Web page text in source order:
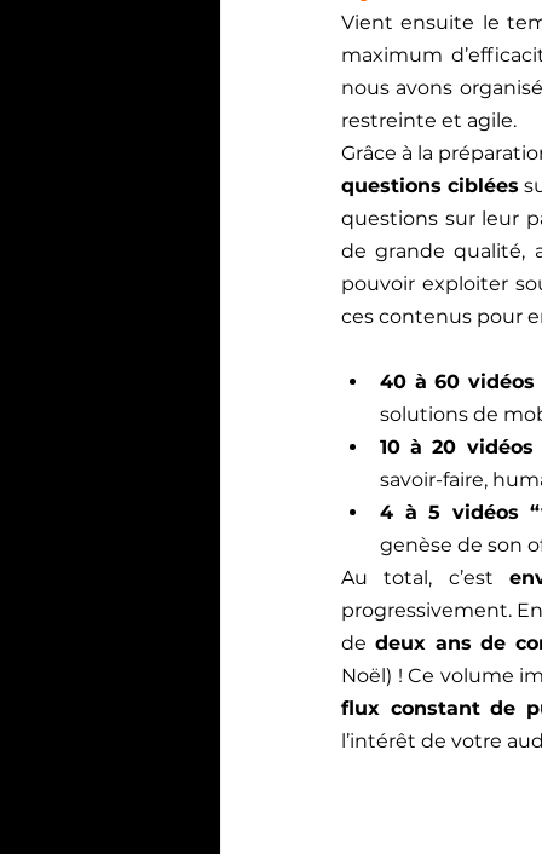
Vient ensuite le
maximum
nous avons
restreinte et agile.
Grâce à la
questions ciblées
questions sur leur
de grande qualité,
pouvoir exploiter
ces contenus pour
40 à 60 vidéos
solutions de
10 à 20 vidéos
savoir-faire,
4 à 5 vidéos
genèse de son
Au total, c’est
progressivement.
de deux ans de
flux constant de
l’intérêt de votre